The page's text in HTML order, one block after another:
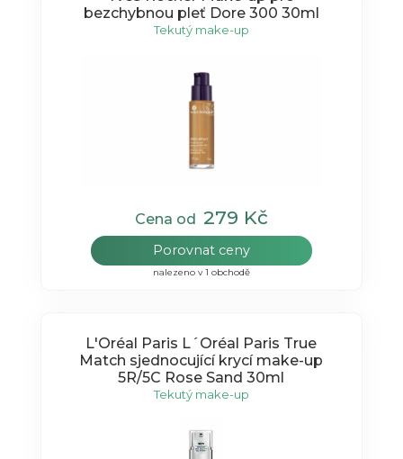
bezchybnou pleť Dore 300 30ml
Tekutý make-up
Cena od 279 Kč
Porovnat ceny
nalezeno v 1 obchodě
L'Oréal Paris L´Oréal Paris True
Match sjednocující krycí make-up
5R/5C Rose Sand 30ml
Tekutý make-up